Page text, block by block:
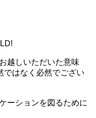
越しいただいた意味
ではなく必然でござい
ーションを図るために